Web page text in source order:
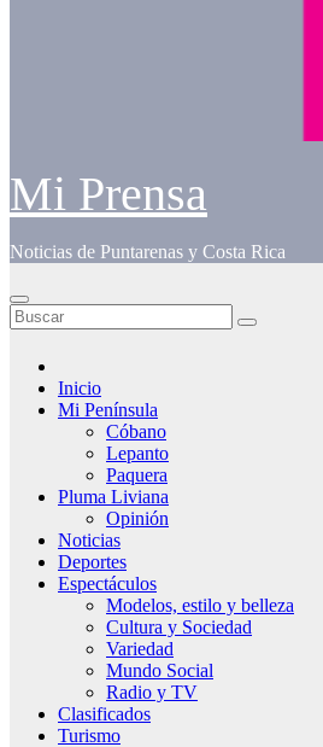
Mi Prensa
Noticias de Puntarenas y Costa Rica
Inicio
Mi Península
Cóbano
Lepanto
Paquera
Pluma Liviana
Opinión
Noticias
Deportes
Espectáculos
Modelos, estilo y belleza
Cultura y Sociedad
Variedad
Mundo Social
Radio y TV
Clasificados
Turismo